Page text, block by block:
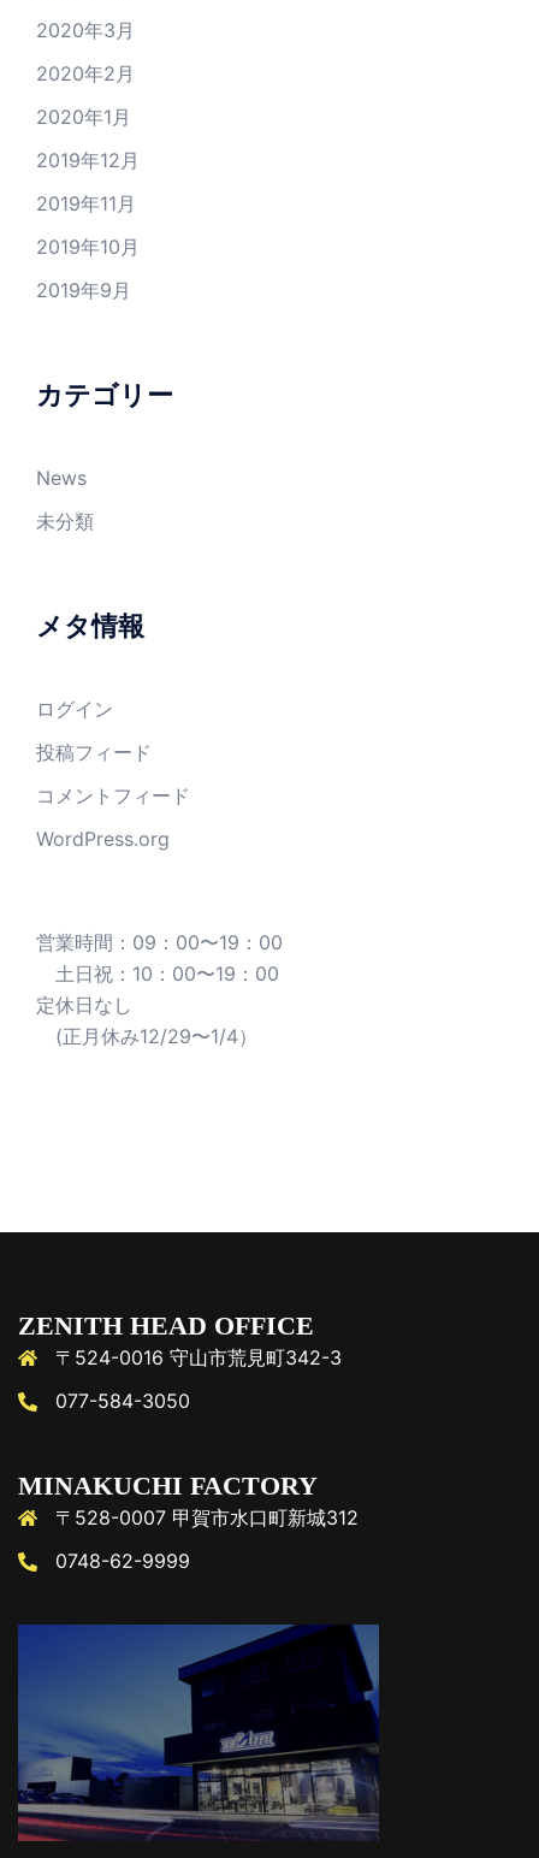
2020年3月
2020年2月
2020年1月
2019年12月
2019年11月
2019年10月
2019年9月
カテゴリー
News
未分類
メタ情報
ログイン
投稿フィード
コメントフィード
WordPress.org
営業時間：09：00〜19：00
土日祝：10：00〜19：00
定休日なし
(正月休み12/29〜1/4）
ZENITH HEAD OFFICE
〒524-0016 守山市荒見町342-3
077-584-3050
MINAKUCHI FACTORY
〒528-0007 甲賀市水口町新城312
0748-62-9999